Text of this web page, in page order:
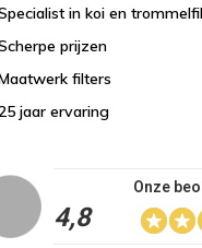
in koi en
prijzen
filters
jaar ervaring
4,8
Onze